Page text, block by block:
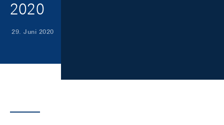
2020
29. Juni 2020